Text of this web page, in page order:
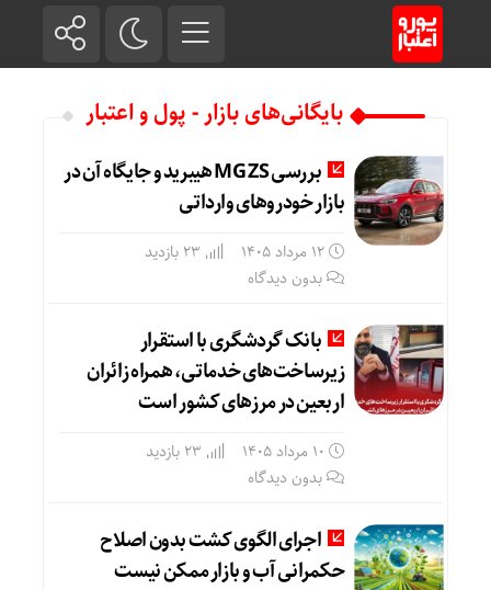
بایگانی‌های بازار - پول و اعتبار
بررسی MG ZS هیبرید و جایگاه آن در
بازار خودروهای وارداتی
12 مرداد 1405
بدون دیدگاه
بانک گردشگری با استقرار
زیرساخت‌های خدماتی، همراه زائران
اربعین در مرزهای کشور است
10 مرداد 1405
بدون دیدگاه
اجرای الگوی کشت بدون اصلاح
حکمرانی آب و بازار ممکن نیست